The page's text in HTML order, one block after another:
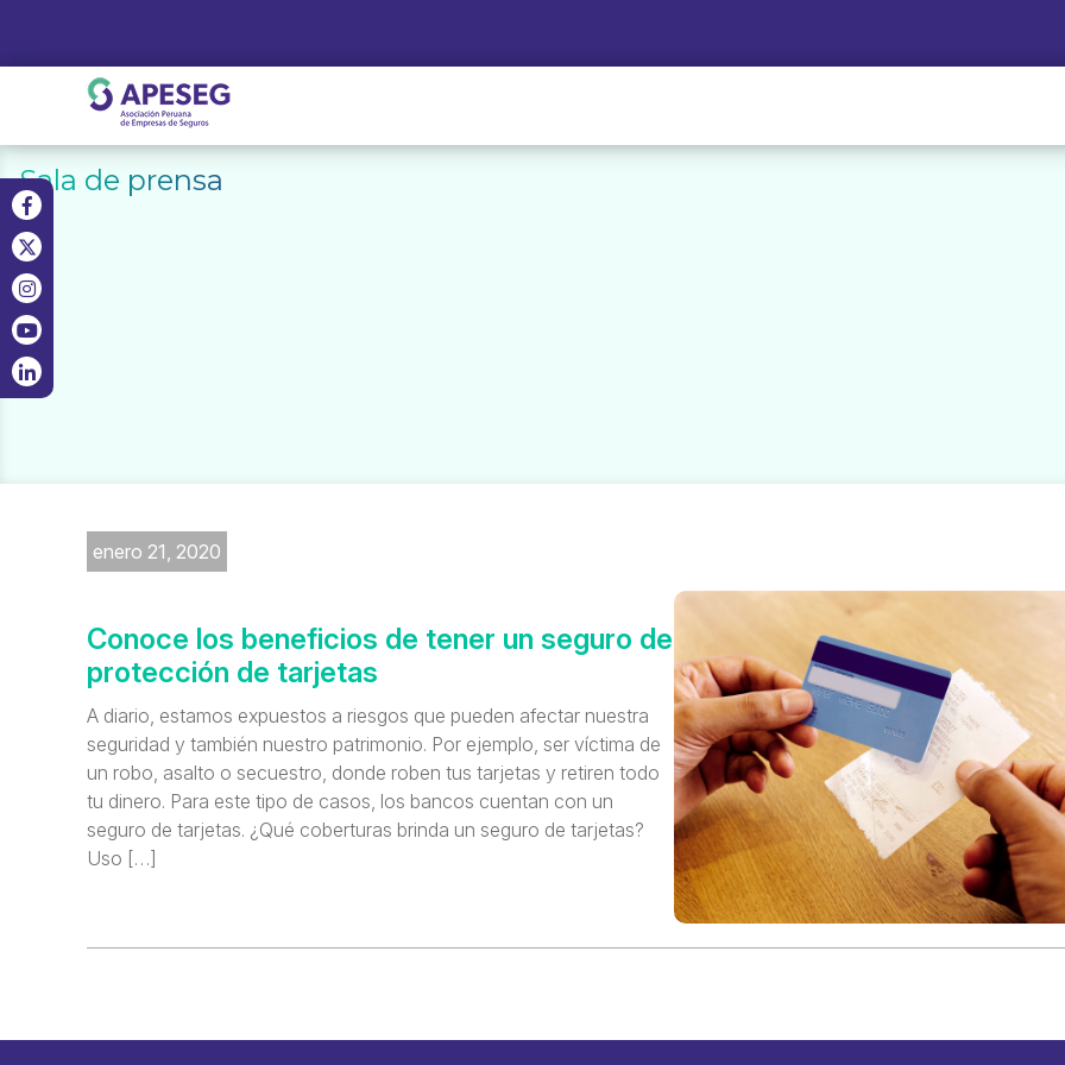
content
APESEG
Sala de prensa
enero 21, 2020
Conoce los beneficios de tener un seguro de
protección de tarjetas
A diario, estamos expuestos a riesgos que pueden afectar nuestra
seguridad y también nuestro patrimonio. Por ejemplo, ser víctima de
un robo, asalto o secuestro, donde roben tus tarjetas y retiren todo
tu dinero. Para este tipo de casos, los bancos cuentan con un
seguro de tarjetas. ¿Qué coberturas brinda un seguro de tarjetas?
Uso […]